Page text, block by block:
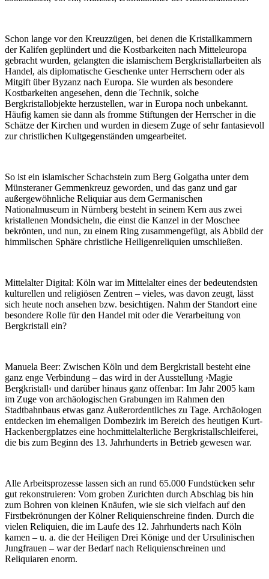
Schon lange vor den Kreuzzügen, bei denen die Kristallkammern
der Kalifen geplündert und die Kostbarkeiten nach Mitteleuropa
gebracht wurden, gelangten die islamischem Bergkristallarbeiten als
Handel, als diplomatische Geschenke unter Herrschern oder als
Mitgift über Byzanz nach Europa. Sie wurden als besondere
Kostbarkeiten angesehen, denn die Technik, solche
Bergkristallobjekte herzustellen, war in Europa noch unbekannt.
Häufig kamen sie dann als fromme Stiftungen der Herrscher in die
Schätze der Kirchen und wurden in diesem Zuge of sehr fantasievoll
zur christlichen Kultgegenständen umgearbeitet.
So ist ein islamischer Schachstein zum Berg Golgatha unter dem
Münsteraner Gemmenkreuz geworden, und das ganz und gar
außergewöhnliche Reliquiar aus dem Germanischen
Nationalmuseum in Nürnberg besteht in seinem Kern aus zwei
kristallenen Mondsicheln, die einst die Kanzel in der Moschee
bekrönten, und nun, zu einem Ring zusammengefügt, als Abbild der
himmlischen Sphäre christliche Heiligenreliquien umschließen.
Mittelalter Digital: Köln war im Mittelalter eines der bedeutendsten
kulturellen und religiösen Zentren – vieles, was davon zeugt, lässt
sich heute noch ansehen bzw. besichtigen. Nahm der Standort eine
besondere Rolle für den Handel mit oder die Verarbeitung von
Bergkristall ein?
Manuela Beer: Zwischen Köln und dem Bergkristall besteht eine
ganz enge Verbindung – das wird in der Ausstellung ›Magie
Bergkristall‹ und darüber hinaus ganz offenbar: Im Jahr 2005 kam
im Zuge von archäologischen Grabungen im Rahmen den
Stadtbahnbaus etwas ganz Außerordentliches zu Tage. Archäologen
entdecken im ehemaligen Dombezirk im Bereich des heutigen Kurt-
Hackenbergplatzes eine hochmittelalterliche Bergkristallschleiferei,
die bis zum Beginn des 13. Jahrhunderts in Betrieb gewesen war.
Alle Arbeitsprozesse lassen sich an rund 65.000 Fundstücken sehr
gut rekonstruieren: Vom groben Zurichten durch Abschlag bis hin
zum Bohren von kleinen Knäufen, wie sie sich vielfach auf den
Firstbekrönungen der Kölner Reliquienschreine finden. Durch die
vielen Reliquien, die im Laufe des 12. Jahrhunderts nach Köln
kamen – u. a. die der Heiligen Drei Könige und der Ursulinischen
Jungfrauen – war der Bedarf nach Reliquienschreinen und
Reliquiaren enorm.